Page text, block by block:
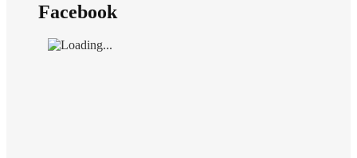
Facebook